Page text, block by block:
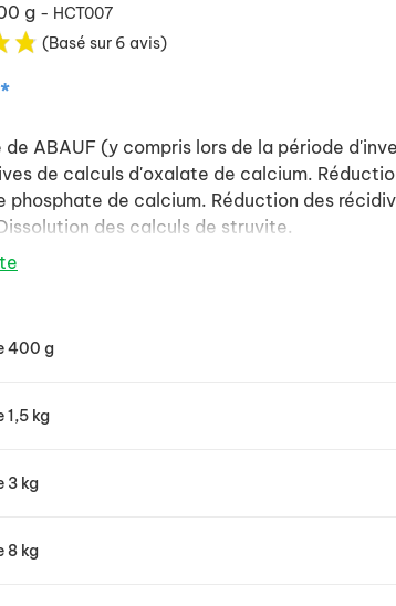
g - HCT007
(Basé sur 6 avis)
*
ABAUF (y compris lors de la période
de calculs d'oxalate de calcium.
phosphate de calcium. Réduction des
des calculs de struvite.
cardiaque à un stade avancé
: Ne pas utiliser cet aliment : Chez
400 g
1,5 kg
3 kg
8 kg